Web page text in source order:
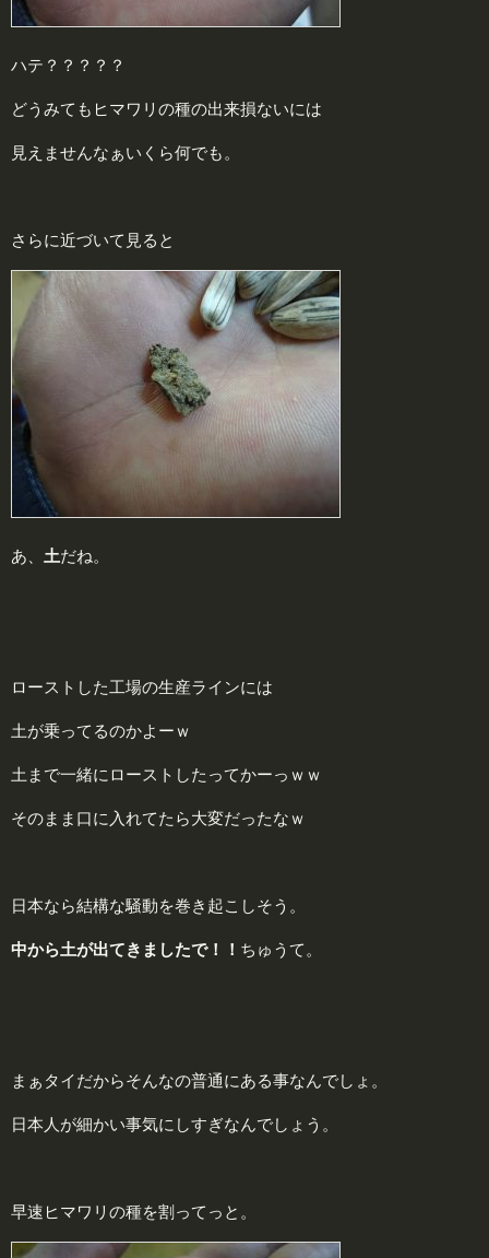
ハテ？？？？？
どうみてもヒマワリの種の出来損ないには
見えませんなぁいくら何でも。
さらに近づいて見ると
あ、 土だね。
ローストした工場の生産ラインには
土が乗ってるのかよーｗ
土まで一緒にローストしたってかーっｗｗ
そのまま口に入れてたら大変だったなｗ
日本なら結構な騒動を巻き起こしそう。
中から土が出てきましたで！！ ちゅうて。
まぁタイだからそんなの普通にある事なんでしょ。
日本人が細かい事気にしすぎなんでしょう。
早速ヒマワリの種を割ってっと。